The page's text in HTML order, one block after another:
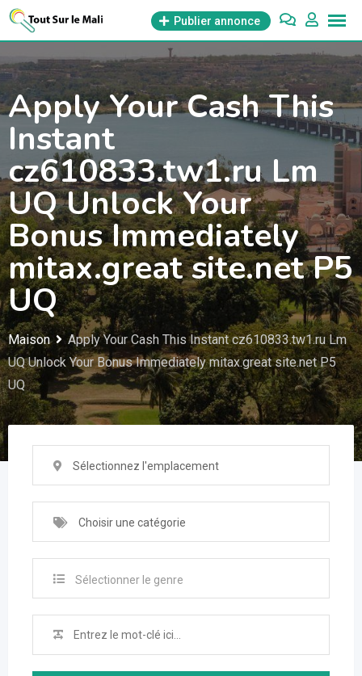
Aller
contenu
Publier annonce
Apply Your Cash This
Instant
cz610833.tw1.ru Lm
UQ Unlock Your
Bonus Immediately
mitax.great site.net P5
UQ
Maison
Apply Your Cash This Instant cz610833.tw1.ru Lm
UQ Unlock Your Bonus Immediately mitax.great site.net P5
UQ
Sélectionnez l'emplacement
Choisir une catégorie
Sélectionner le genre